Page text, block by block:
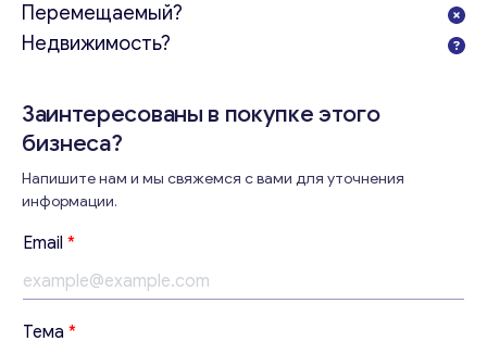
Перемещаемый?
Недвижимость?
Заинтересованы в покупке этого
бизнеса?
Напишите нам и мы свяжемся с вами для уточнения
информации.
В
а
ш
е
*
с
Email *
Тема *